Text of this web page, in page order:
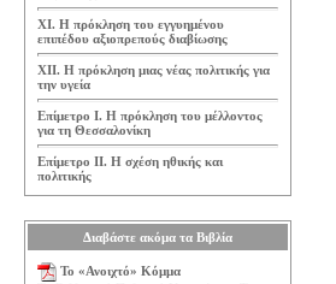
ΧΙ. Η πρόκληση του εγγυημένου
επιπέδου αξιοπρεπούς διαβίωσης
ΧΙΙ. Η πρόκληση μιας νέας πολιτικής για
την υγεία
Επίμετρο Ι. Η πρόκληση του μέλλοντος
για τη Θεσσαλονίκη
Επίμετρο ΙΙ. Η σχέση ηθικής και
πολιτικής
Διαβάστε ακόμα τα Βιβλία
Το «Ανοιχτό» Κόμμα